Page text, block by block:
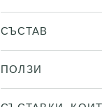
СЪСТАВ
ПОЛЗИ